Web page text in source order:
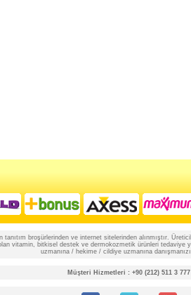
broşürlerinden ve internet sitelerinden alınmıştır.
vitamin, bitkisel destek ve dermokozmetik ürünleri tedaviye
uzmanına / hekime / cildiye uzmanına
Müşteri Hizmetleri : +90 (212) 511 3 777